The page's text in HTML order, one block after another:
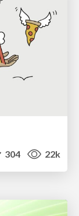
304 22k